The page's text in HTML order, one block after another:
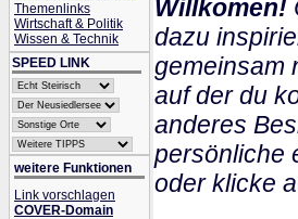
Themenlinks
Wirtschaft & Politik
Wissen & Technik
SPEED LINK
weitere Funktionen
Link vorschlagen
COVER-Domain
Willkomen!
dazu
gemeinsam
auf der du
anderes
persönliche
oder klicke